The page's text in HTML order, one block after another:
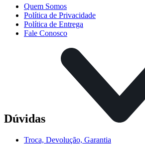
Quem Somos
Política de Privacidade
Política de Entrega
Fale Conosco
Dúvidas
Troca, Devolução, Garantia